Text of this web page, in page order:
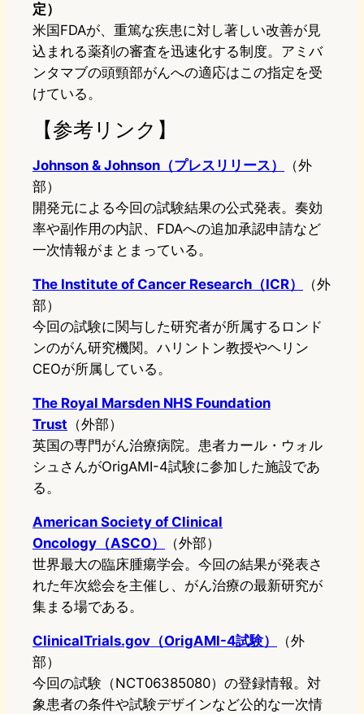
定）
米国FDAが、重篤な疾患に対し著しい改善が見
込まれる薬剤の審査を迅速化する制度。アミバ
ンタマブの頭頸部がんへの適応はこの指定を受
けている。
【参考リンク】
Johnson & Johnson（プレスリリース）
（外
部）
開発元による今回の試験結果の公式発表。奏効
率や副作用の内訳、FDAへの追加承認申請など
一次情報がまとまっている。
The Institute of Cancer Research（ICR）
（外
部）
今回の試験に関与した研究者が所属するロンド
ンのがん研究機関。ハリントン教授やヘリン
CEOが所属している。
The Royal Marsden NHS Foundation
Trust （外部）
英国の専門がん治療病院。患者カール・ウォル
シュさんがOrigAMI-4試験に参加した施設であ
る。
American Society of Clinical
Oncology（ASCO）
（外部）
世界最大の臨床腫瘍学会。今回の結果が発表さ
れた年次総会を主催し、がん治療の最新研究が
集まる場である。
ClinicalTrials.gov（OrigAMI-4試験）
（外
部）
今回の試験（NCT06385080）の登録情報。対
象患者の条件や試験デザインなど公的な一次情